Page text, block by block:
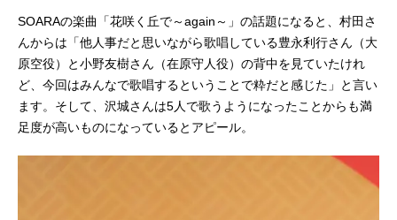
SOARAの楽曲「花咲く丘で～again～」の話題になると、村田さ
んからは「他人事だと思いながら歌唱している豊永利行さん（大
原空役）と小野友樹さん（在原守人役）の背中を見ていたけれ
ど、今回はみんなで歌唱するということで粋だと感じた」と言い
ます。そして、沢城さんは5人で歌うようになったことからも満
足度が高いものになっているとアピール。